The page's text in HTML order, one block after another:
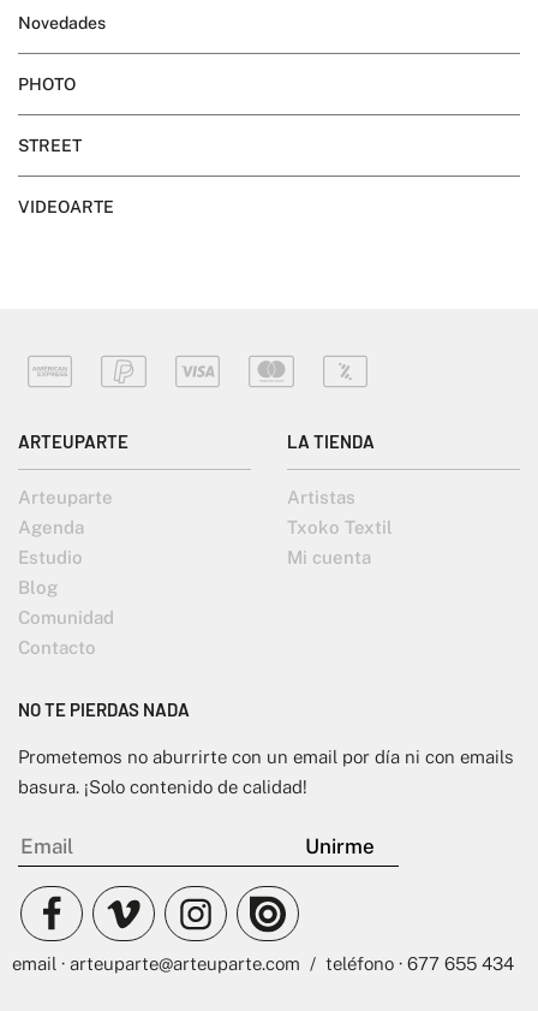
Novedades
PHOTO
STREET
VIDEOARTE
ARTEUPARTE
Arteuparte
Agenda
Estudio
Blog
Comunidad
Contacto
LA TIENDA
Artistas
Txoko Textil
Mi cuenta
NO TE PIERDAS NADA
Prometemos no aburrirte con un email por día ni con emails
basura. ¡Solo contenido de calidad!
email · arteuparte@arteuparte.com / teléfono · 677 655 434